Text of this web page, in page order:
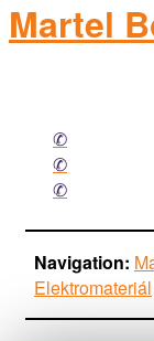
Martel
Facebook
Mail
Phone
Navigation:
Elektromateriál